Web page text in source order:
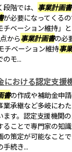
階では、 事業計画書
が必要になってくるの
ベーション維持」と
から事業計画書の必
チベーション維持事
のモ...
における認定支援
書の作成や補助金申請
業承継など多岐にわ
ます。認定支援機関
ることで専門家の知
の策定が可能なこと
手続き...